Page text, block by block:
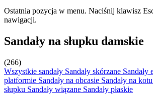
Ostatnia pozycja w menu. Naciśnij klawisz
nawigacji.
Sandały na słupku damskie
(266)
Wszystkie sandały Sandały skórzane Sandały
platformie Sandały na obcasie Sandały na
słupku Sandały wiązane Sandały płaskie